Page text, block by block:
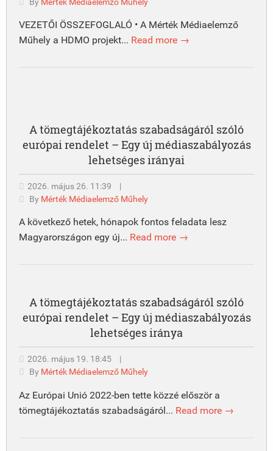
VEZETŐI ÖSSZEFOGLALÓ • A Mérték Médiaelemző
Műhely a HDMO projekt... Read more →
A tömegtájékoztatás szabadságáról szóló
európai rendelet – Egy új médiaszabályozás
lehetséges irányai
2026. május 26. 11:39
|
By Mérték Médiaelemző Műhely
A következő hetek, hónapok fontos feladata lesz
Magyarországon egy új... Read more →
A tömegtájékoztatás szabadságáról szóló
európai rendelet – Egy új médiaszabályozás
lehetséges iránya
2026. május 19. 18:45
|
By Mérték Médiaelemző Műhely
Az Európai Unió 2022-ben tette közzé először a
tömegtájékoztatás szabadságáról... Read more →